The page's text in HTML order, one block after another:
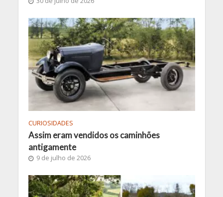
CURIOSIDADES
Assim eram vendidos os caminhões
antigamente
9 de julho de 2026